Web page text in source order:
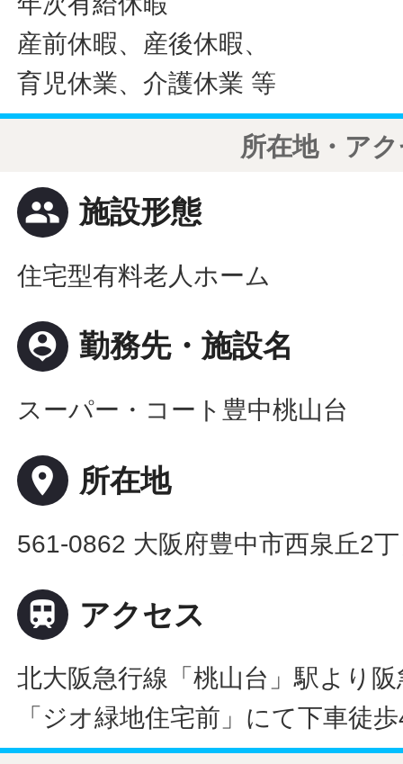
産前休暇、産後休暇、
育児休業、介護休業 等
所在地・ア
people 施設形態
住宅型有料老人ホーム
person_pin 勤務先・施設名
スーパー・コート豊中桃山台
place 所在地
561-0862 大阪府豊中市西泉丘2
 アクセス
北大阪急行線「桃山台」駅より
「ジオ緑地住宅前」にて下車徒